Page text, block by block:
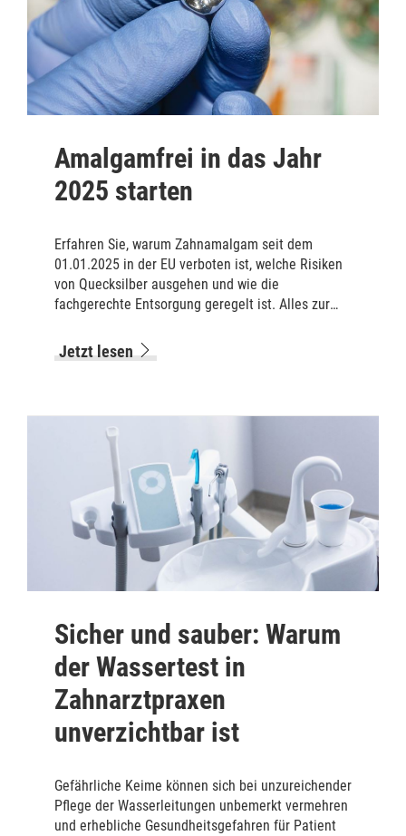
Amalgamfrei in das Jahr
2025 starten
Erfahren Sie, warum Zahnamalgam seit dem
01.01.2025 in der EU verboten ist, welche Risiken
von Quecksilber ausgehen und wie die
fachgerechte Entsorgung geregelt ist. Alles zur
Jetzt lesen
Sicher und sauber: Warum
der Wassertest in
Zahnarztpraxen
unverzichtbar ist
Gefährliche Keime können sich bei unzureichender
Pflege der Wasserleitungen unbemerkt vermehren
und erhebliche Gesundheitsgefahren für Patient